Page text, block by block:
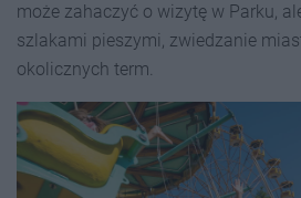
może zahaczyć o wizytę w Parku,
szlakami pieszymi, zwiedzanie
okolicznych term.